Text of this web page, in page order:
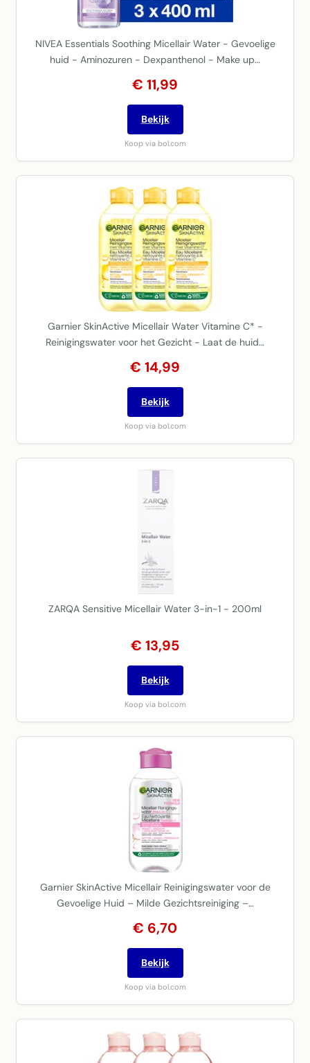
NIVEA Essentials Soothing Micellair Water - Gevoelige
huid - Aminozuren - Dexpanthenol - Make up…
€ 11,99
Bekijk
Koop via bol.com
Garnier SkinActive Micellair Water Vitamine C* -
Reinigingswater voor het Gezicht - Laat de huid…
€ 14,99
Bekijk
Koop via bol.com
ZARQA Sensitive Micellair Water 3-in-1 - 200ml
€ 13,95
Bekijk
Koop via bol.com
Garnier SkinActive Micellair Reinigingswater voor de
Gevoelige Huid – Milde Gezichtsreiniging –…
€ 6,70
Bekijk
Koop via bol.com